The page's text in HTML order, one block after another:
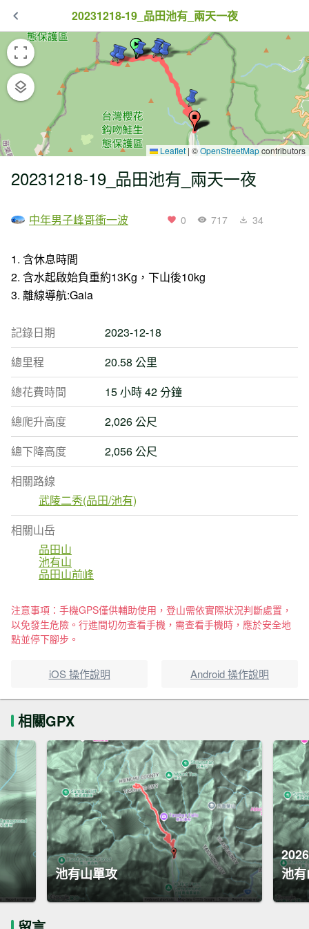
20231218-19_品田池有_兩天一夜
Leaflet | ©OpenStreetMapcontributors
20231218-19_品田池有_兩天一夜
中年男子峰哥衝一波 0 717 34
1. 含休息時間
2. 含水起啟始負重約13Kg，下山後10kg
3. 離線導航:Gaia
記錄日期
2023-12-18
總里程
20.58 公里
總花費時間
15 小時 42 分鐘
總爬升高度
2,026 公尺
總下降高度
2,056 公尺
相關路線
武陵二秀(品田/池有)
相關山岳
品田山
池有山
品田山前峰
注意事項：手機GPS僅供輔助使用，登山需依實際狀況判斷處置，
以免發生危險。行進間切勿查看手機，需查看手機時，應於安全地
點並停下腳步。
iOS 操作說明 Android 操作說明
相關GPX
池有山單攻
池